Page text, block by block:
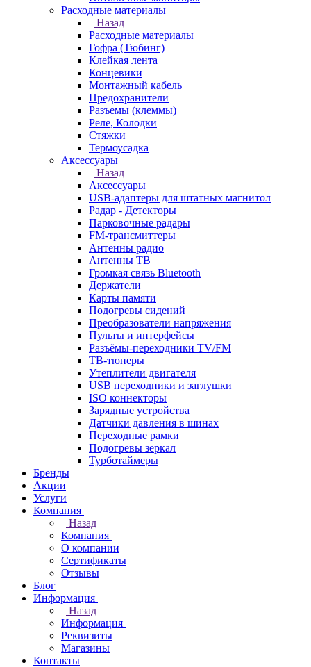
Расходные материалы
Назад
Расходные материалы
Гофра (Тюбинг)
Клейкая лента
Концевики
Монтажный кабель
Предохранители
Разъемы (клеммы)
Реле, Колодки
Стяжки
Термоусадка
Аксессуары
Назад
Аксессуары
USB-адаптеры для штатных магнитол
Радар - Детекторы
Парковочные радары
FM-трансмиттеры
Антенны радио
Антенны ТВ
Громкая связь Bluetooth
Держатели
Карты памяти
Подогревы сидений
Преобразователи напряжения
Пульты и интерфейсы
Разъёмы-переходники TV/FM
ТВ-тюнеры
Утеплители двигателя
USB переходники и заглушки
ISO коннекторы
Зарядные устройства
Датчики давления в шинах
Переходные рамки
Подогревы зеркал
Турботаймеры
Бренды
Акции
Услуги
Компания
Назад
Компания
О компании
Сертификаты
Отзывы
Блог
Информация
Назад
Информация
Реквизиты
Магазины
Контакты